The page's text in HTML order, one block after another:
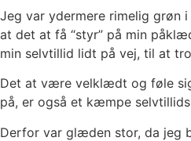
Jeg var ydermere rimelig grøn
at det at få “styr” på min
min selvtillid lidt på vej, til at
Det at være velklædt og føle
på, er også et kæmpe
Derfor var glæden stor, da jeg